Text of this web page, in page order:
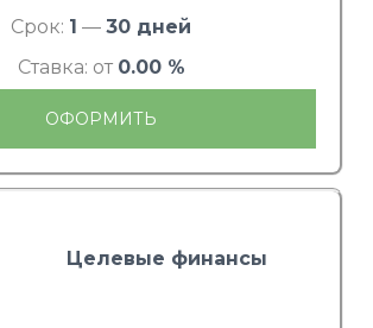
Срок: 1 — 30 дней
Ставка: от 0.00 %
ОФОРМИТЬ
Целевые финансы